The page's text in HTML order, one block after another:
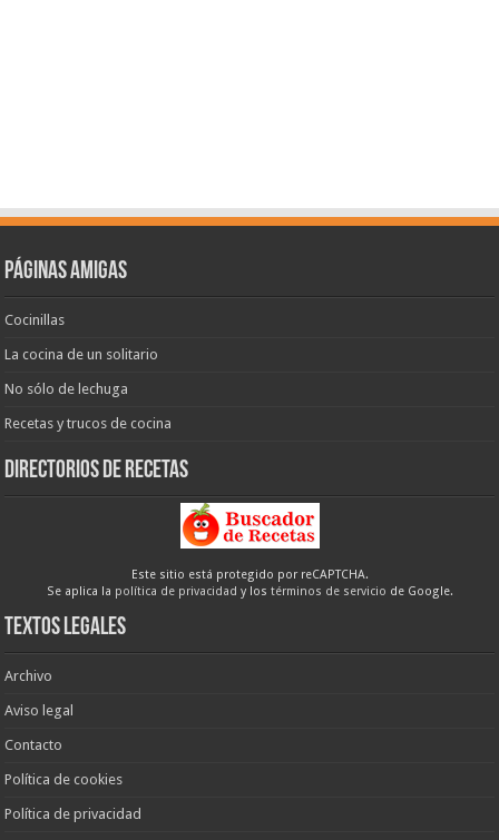
Páginas amigas
Cocinillas
La cocina de un solitario
No sólo de lechuga
Recetas y trucos de cocina
Directorios de recetas
Este sitio está protegido por reCAPTCHA.
Se aplica la política de privacidad y los términos de servicio de Google.
Textos legales
Archivo
Aviso legal
Contacto
Política de cookies
Política de privacidad